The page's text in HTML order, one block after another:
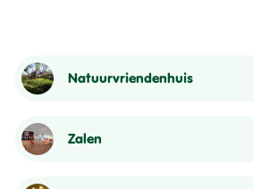
Natuurvriendenhuis
Zalen